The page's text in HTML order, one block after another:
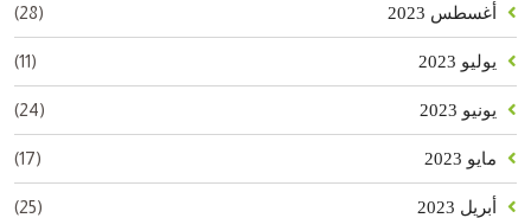
أغسطس 2023 (28)
يوليو 2023 (11)
يونيو 2023 (24)
مايو 2023 (17)
أبريل 2023 (25)